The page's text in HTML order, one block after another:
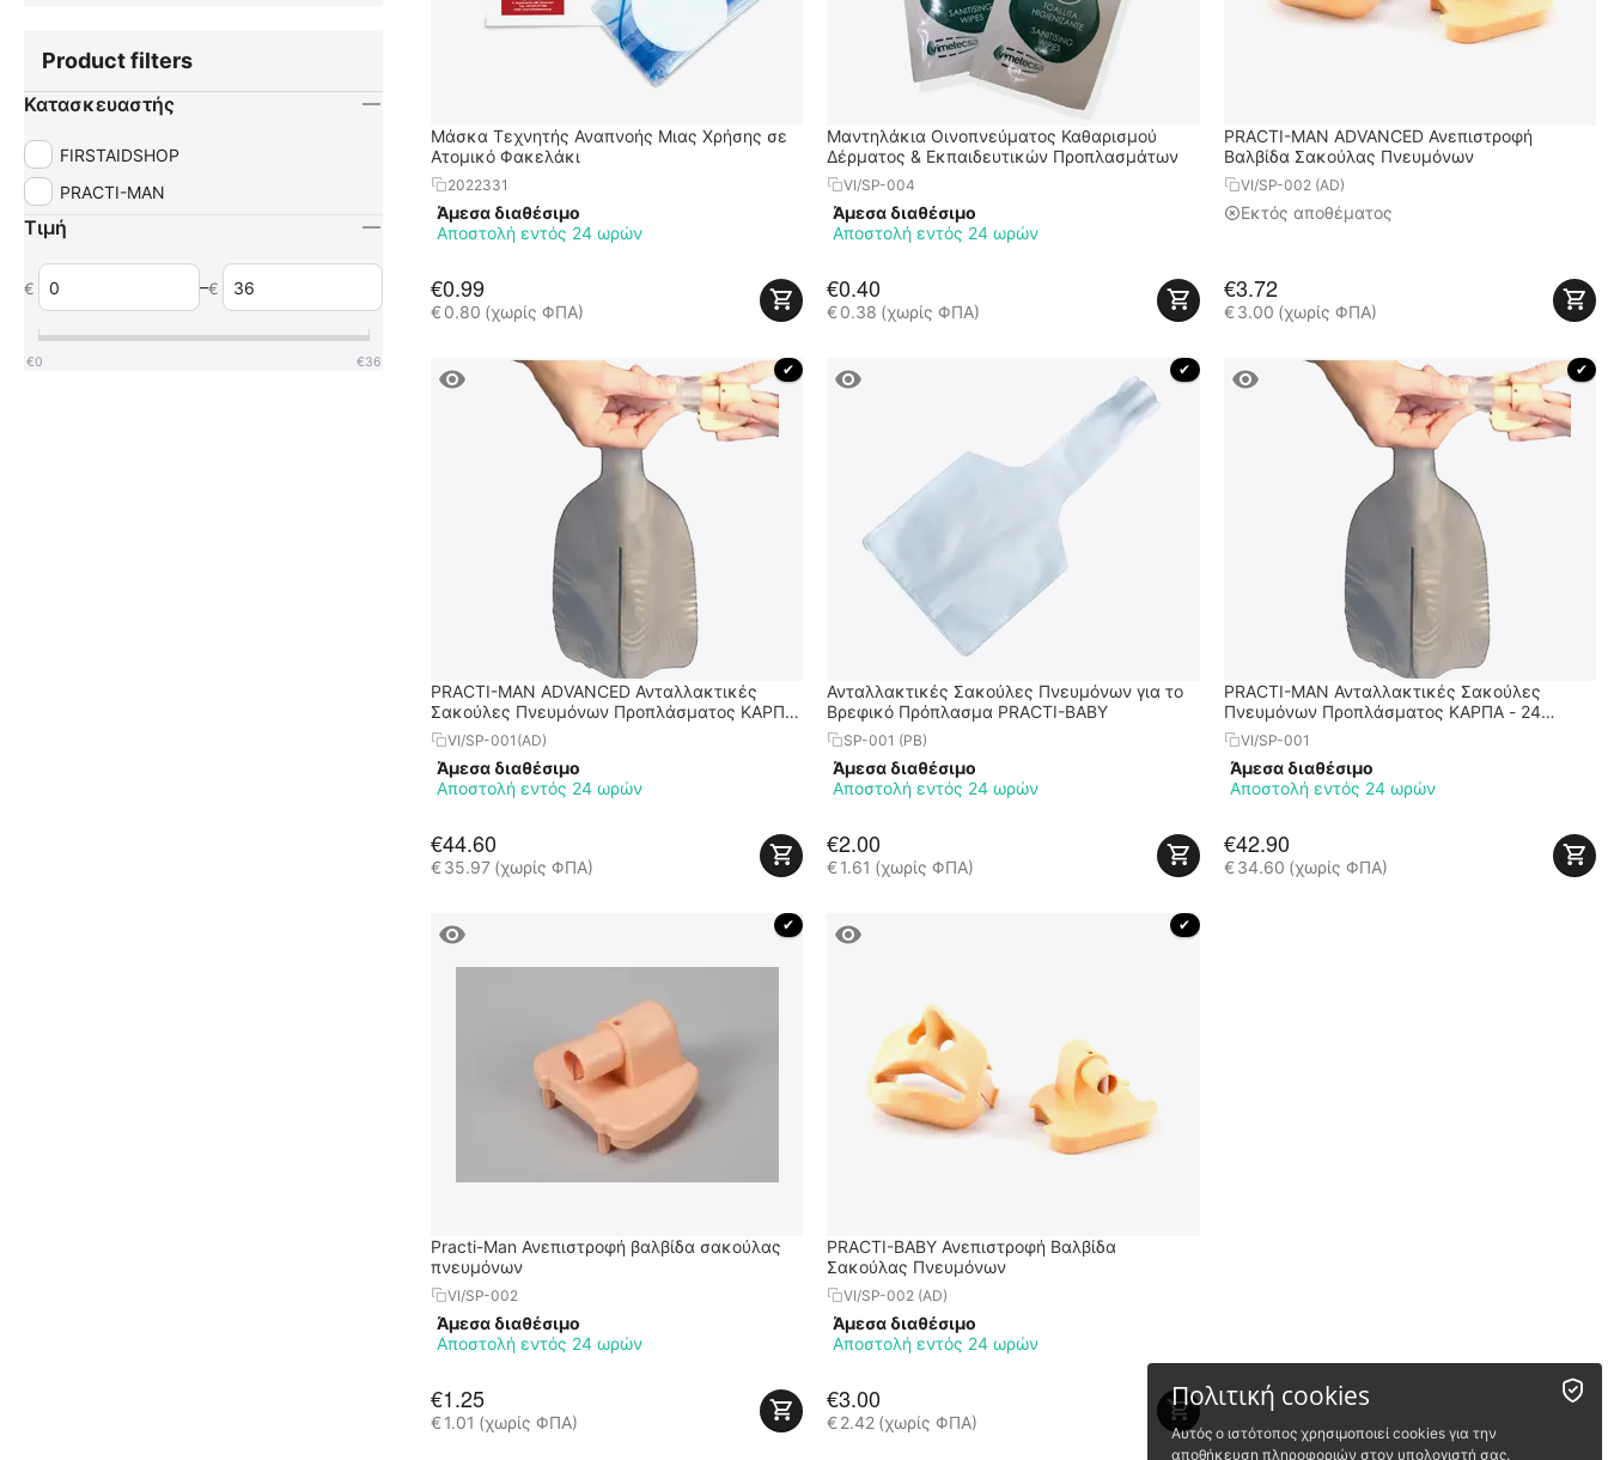
Μάσκα Τεχνητής Αναπνοής Μιας Χρήσης σε
Ατομικό Φακελάκι
2022331
Άμεσα διαθέσιμο
Αποστολή εντός 24 ωρών
€0.99
€0.80 (χωρίς ΦΠΑ)
Μαντηλάκια Οινοπνεύματος Καθαρισμού
Δέρματος & Εκπαιδευτικών Προπλασμάτων
VI/SP-004
Άμεσα διαθέσιμο
Αποστολή εντός 24 ωρών
€0.40
€0.38 (χωρίς ΦΠΑ)
PRACTI-MAN ADVANCED Ανεπιστροφή
Βαλβίδα Σακούλας Πνευμόνων
VI/SP-002 (AD)
Εκτός αποθέματος
€3.72
€3.00 (χωρίς ΦΠΑ)
✔
PRACTI-MAN ADVANCED Ανταλλακτικές
Σακούλες Πνευμόνων Προπλάσματος ΚΑΡΠΑ
- 24 Τεμάχια
VI/SP-001(AD)
Άμεσα διαθέσιμο
Αποστολή εντός 24 ωρών
€44.60
€35.97 (χωρίς ΦΠΑ)
✔
Ανταλλακτικές Σακούλες Πνευμόνων για το
Βρεφικό Πρόπλασμα PRACTI-BABY
SP-001 (PB)
Άμεσα διαθέσιμο
Αποστολή εντός 24 ωρών
€2.00
€1.61 (χωρίς ΦΠΑ)
✔
PRACTI-MAN Ανταλλακτικές Σακούλες
Πνευμόνων Προπλάσματος ΚΑΡΠΑ - 24
Τεμάχια
VI/SP-001
Άμεσα διαθέσιμο
Αποστολή εντός 24 ωρών
€42.90
€34.60 (χωρίς ΦΠΑ)
✔
Practi-Man Ανεπιστροφή βαλβίδα σακούλας
πνευμόνων
VI/SP-002
Άμεσα διαθέσιμο
Αποστολή εντός 24 ωρών
€1.25
€1.01 (χωρίς ΦΠΑ)
✔
PRACTI-BABY Ανεπιστροφή Βαλβίδα
Σακούλας Πνευμόνων
VI/SP-002 (AD)
Άμεσα διαθέσιμο
Αποστολή εντός 24 ωρών
€3.00
€2.42 (χωρίς ΦΠΑ)
Product filters
Κατασκευαστής
FIRSTAIDSHOP
PRACTI-MAN
Τιμή
€ –€
€0 €36
Πολιτική cookies
Αυτός ο ιστότοπος χρησιμοποιεί cookies για την
αποθήκευση πληροφοριών στον υπολογιστή σας.